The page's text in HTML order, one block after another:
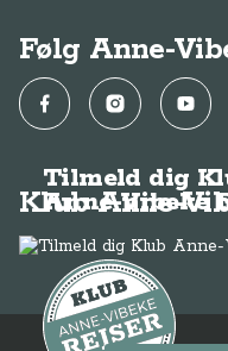
Følg Anne-
FacebookInstagram
Klub Anne-
Tilmeld dig
Anne-Vibeke